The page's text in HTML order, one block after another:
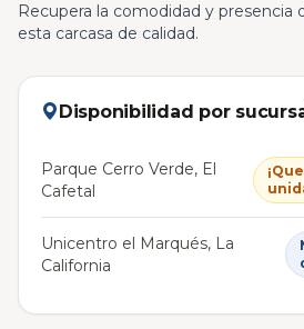
Recupera la comodidad y presencia
esta carcasa de calidad.
Disponibilidad por
Parque Cerro Verde, El
Cafetal
Unicentro el Marqués, La
California